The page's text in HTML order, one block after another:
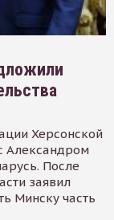
Херсонской
Александром
После
заявил
Минску часть